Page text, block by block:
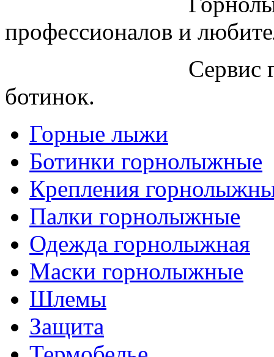
профессионалов и
Сервис
ботинок.
Горные лыжи
Ботинки горнолыжные
Крепления
Палки горнолыжные
Одежда горнолыжная
Маски горнолыжные
Шлемы
Защита